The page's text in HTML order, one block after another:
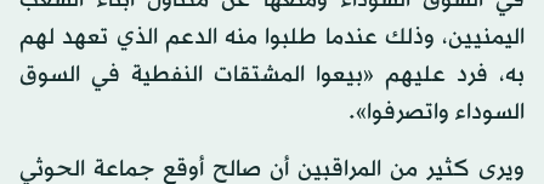
اليمنيين، وذلك عندما طلبوا منه الدعم الذي تعهد لهم
به، فرد عليهم «بيعوا المشتقات النفطية في السوق
السوداء واتصرفوا».
ويرى كثير من المراقبين أن صالح أوقع جماعة الحوثي